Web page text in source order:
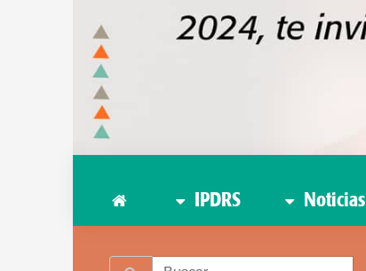
IPDRS Noticias